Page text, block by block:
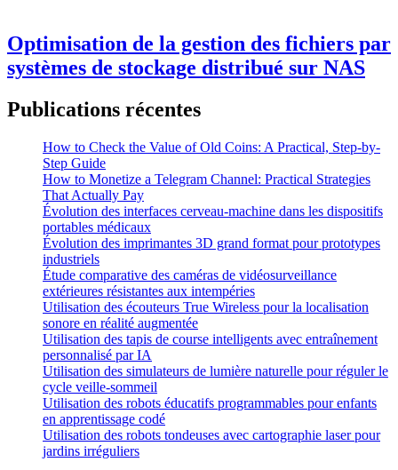
Optimisation de la gestion des fichiers par
systèmes de stockage distribué sur NAS
Publications récentes
How to Check the Value of Old Coins: A Practical, Step-by-
Step Guide
How to Monetize a Telegram Channel: Practical Strategies
That Actually Pay
Évolution des interfaces cerveau-machine dans les dispositifs
portables médicaux
Évolution des imprimantes 3D grand format pour prototypes
industriels
Étude comparative des caméras de vidéosurveillance
extérieures résistantes aux intempéries
Utilisation des écouteurs True Wireless pour la localisation
sonore en réalité augmentée
Utilisation des tapis de course intelligents avec entraînement
personnalisé par IA
Utilisation des simulateurs de lumière naturelle pour réguler le
cycle veille-sommeil
Utilisation des robots éducatifs programmables pour enfants
en apprentissage codé
Utilisation des robots tondeuses avec cartographie laser pour
jardins irréguliers